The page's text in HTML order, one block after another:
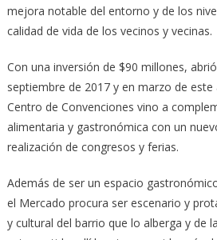
mejora notable del entorno y de los
calidad de vida de los vecinos y vecinas.
Con una inversión de $90 millones,
septiembre de 2017 y en marzo de
Centro de Convenciones vino a
alimentaria y gastronómica con un
realización de congresos y ferias.
Además de ser un espacio
el Mercado procura ser escenario y
y cultural del barrio que lo alberga y de